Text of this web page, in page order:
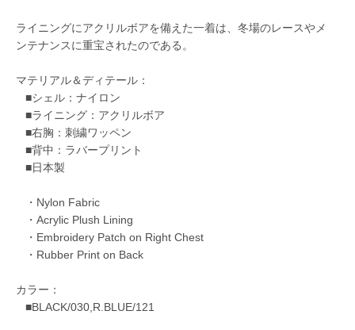
ライニングにアクリルボアを備えた一着は、冬場のレースやメ
ンテナンスに重宝されたのである。
マテリアル＆ディテール：
■シェル：ナイロン
■ライニング：アクリルボア
■右胸：刺繍ワッペン
■背中：ラバープリント
■日本製
・Nylon Fabric
・Acrylic Plush Lining
・Embroidery Patch on Right Chest
・Rubber Print on Back
カラー：
■BLACK/030,R.BLUE/121